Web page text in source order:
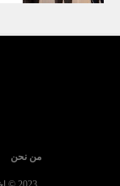
من نحن